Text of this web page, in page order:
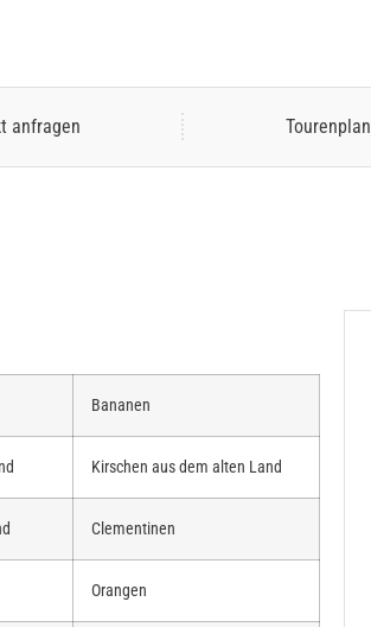
anfragen Tourenplan
Bananen
Kirschen aus dem alten Land
Clementinen
Orangen